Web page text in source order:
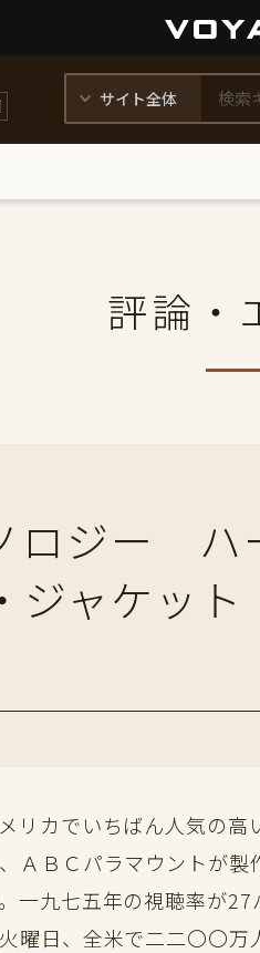
評論・
ロジー
ジャケッ
リカでいちばん人気の高
ＡＢＣパラマウントが
一九七五年の視聴率が
曜日、全米で二二〇〇